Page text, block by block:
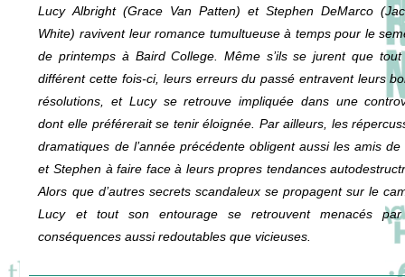
Lucy Albright (Grace Van Patten) et Stephen DeMarco
White) ravivent leur romance tumultueuse à temps pour le
de printemps à Baird College. Même s’ils se jurent que tout
différent cette fois-ci, leurs erreurs du passé entravent leurs
résolutions, et Lucy se retrouve impliquée dans une
dont elle préférerait se tenir éloignée. Par ailleurs, les
dramatiques de l’année précédente obligent aussi les amis de
et Stephen à faire face à leurs propres tendances
Alors que d’autres secrets scandaleux se propagent sur le
Lucy et tout son entourage se retrouvent menacés
conséquences aussi redoutables que vicieuses.